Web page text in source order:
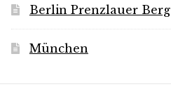
Berlin Prenzlauer Berg
München